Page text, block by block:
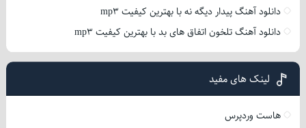
دانلود آهنگ پیدار دیگه نه با بهترین کیفیت mp3
دانلود آهنگ تلخون اتفاق های بد با بهترین کیفیت mp3
لینک های مفید
هاست وردپرس